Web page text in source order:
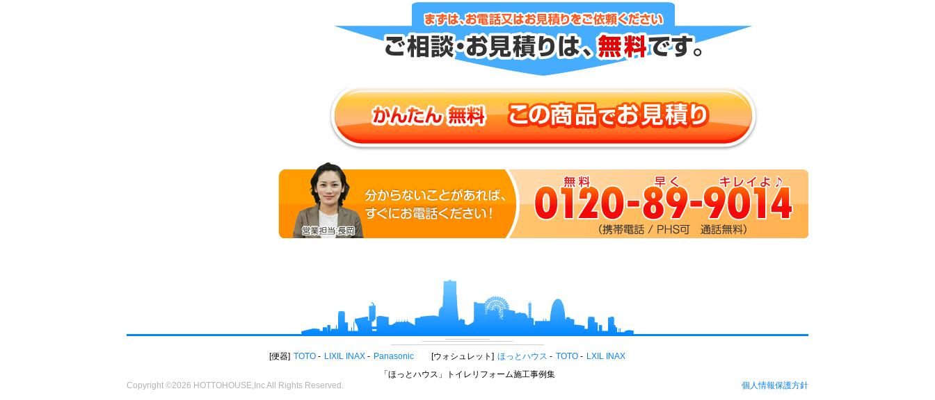
便器 TOTO LIXIL INAX Panasonic ウォシュレット ほっとハウス TOTO
LXIL INAX
「ほっとハウス」トイレリフォーム施工事例集
Copyright ©2026 HOTTOHOUSE,Inc All Rights Reserved.
個人情報保護方針